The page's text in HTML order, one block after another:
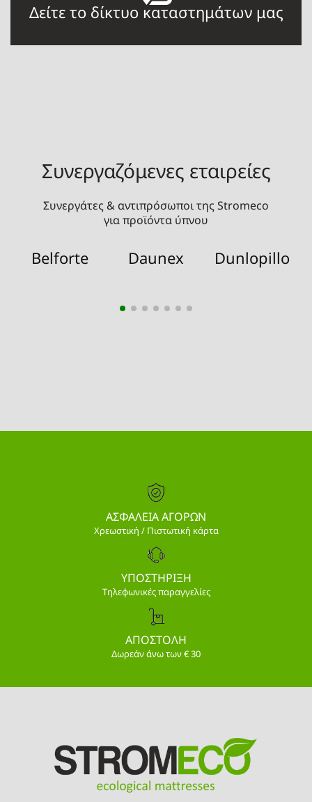
Δείτε το δίκτυο καταστημάτων μας
Συνεργαζόμενες εταιρείες
Συνεργάτες & αντιπρόσωποι της Stromeco
για προϊόντα ύπνου
Belforte Daunex Dunlopillo
ΑΣΦΑΛΕΙΑ ΑΓΟΡΩΝ
Χρεωστική / Πιστωτική κάρτα
ΥΠΟΣΤΗΡΙΞΗ
Τηλεφωνικές παραγγελίες
ΑΠΟΣΤΟΛΗ
Δωρεάν άνω των € 30